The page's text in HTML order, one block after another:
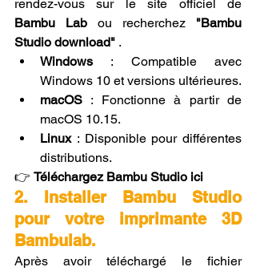
Bambu Lab ou recherchez "Bambu
Studio download" .
Windows : Compatible avec
Windows 10 et versions ultérieures.
macOS : Fonctionne à partir de
macOS 10.15.
Linux : Disponible pour différentes
distributions.
👉 Téléchargez Bambu Studio ici
2. Installer Bambu Studio
pour votre imprimante 3D
Bambulab.
Après avoir téléchargé le fichier